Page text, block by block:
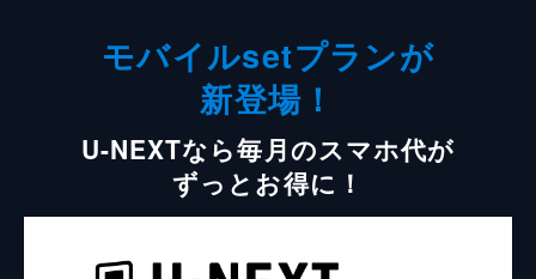
モバイルsetプランが
新登場！
U-NEXTなら毎月のスマホ代が
ずっとお得に！